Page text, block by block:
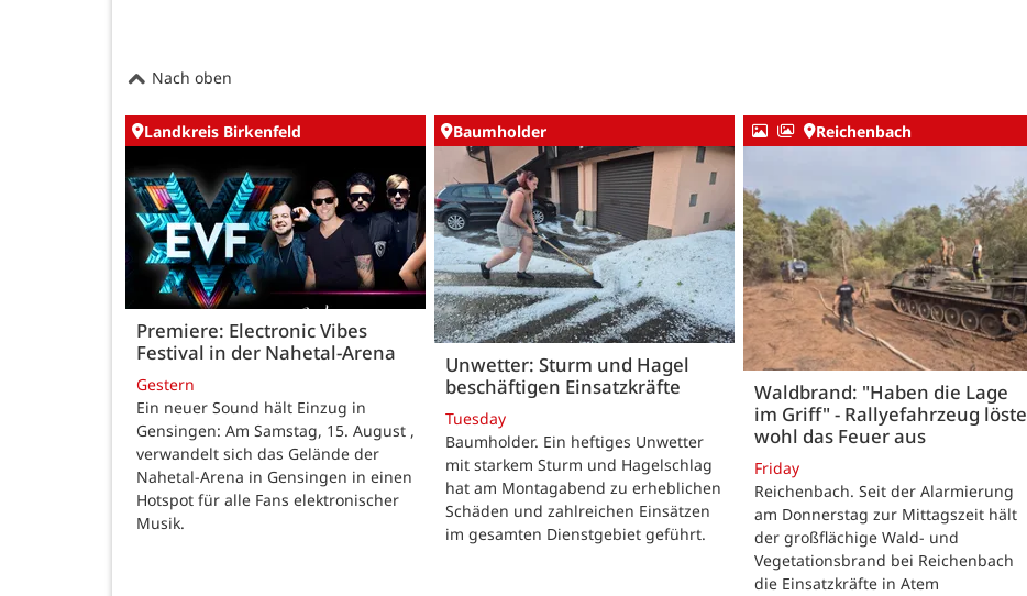
Nach oben
Landkreis Birkenfeld
Premiere: Electronic Vibes
Festival in der Nahetal-Arena
Gestern
Ein neuer Sound hält Einzug in
Gensingen: Am Samstag, 15. August ,
verwandelt sich das Gelände der
Nahetal-Arena in Gensingen in einen
Hotspot für alle Fans elektronischer
Musik.
Baumholder
Unwetter: Sturm und Hagel
beschäftigen Einsatzkräfte
Tuesday
Baumholder. Ein heftiges Unwetter
mit starkem Sturm und Hagelschlag
hat am Montagabend zu erheblichen
Schäden und zahlreichen Einsätzen
im gesamten Dienstgebiet geführt.
Reichenbach
Waldbrand: "Haben die Lage
im Griff" - Rallyefahrzeug löste
wohl das Feuer aus
Friday
Reichenbach. Seit der Alarmierung
am Donnerstag zur Mittagszeit hält
der großflächige Wald- und
Vegetationsbrand bei Reichenbach
die Einsatzkräfte in Atem